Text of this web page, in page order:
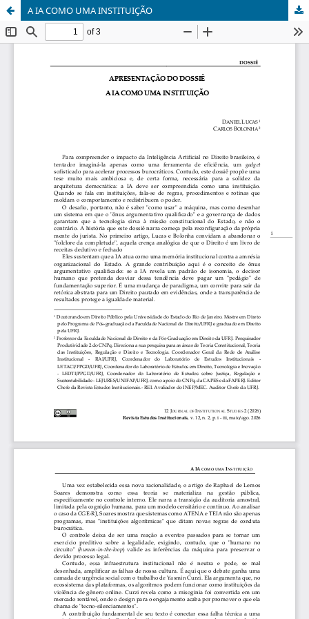
A IA COMO UMA INSTITUIÇÃO